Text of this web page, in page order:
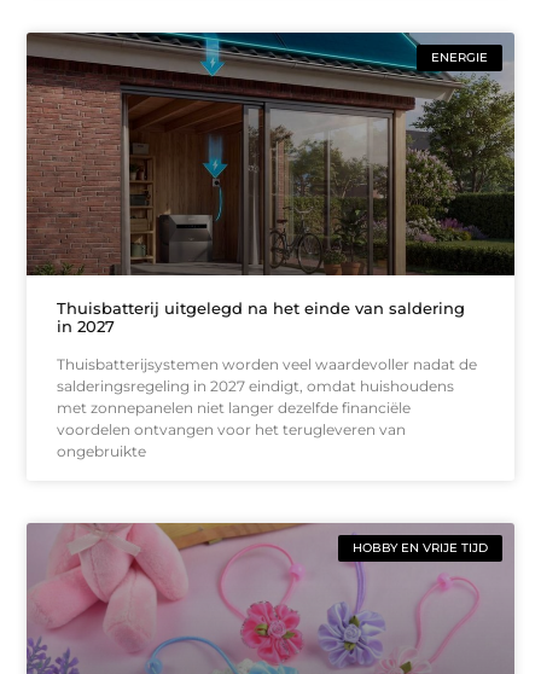
ENERGIE
Thuisbatterij uitgelegd na het einde van saldering
in 2027
Thuisbatterijsystemen worden veel waardevoller nadat de
salderingsregeling in 2027 eindigt, omdat huishoudens
met zonnepanelen niet langer dezelfde financiële
voordelen ontvangen voor het terugleveren van
ongebruikte
HOBBY EN VRIJE TIJD